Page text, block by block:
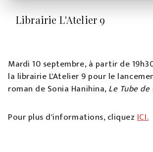
Librairie L'Atelier 9
Mardi 10 septembre, à partir de
la librairie L'Atelier 9 pour le
roman de Sonia Hanihina,Le Tube
Pour plus d'informations, cliquez ICI.